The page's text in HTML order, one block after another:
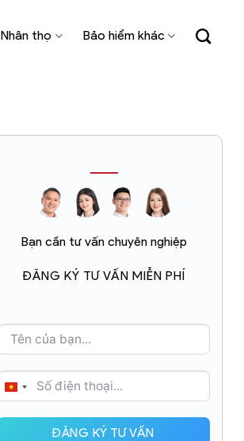
Nhân thọ Bảo hiểm khác
Bạn cần tư vấn chuyên nghiệp
ĐĂNG KÝ TƯ VẤN MIỄN PHÍ
VIETNAM
ĐĂNG KÝ TƯ VẤN